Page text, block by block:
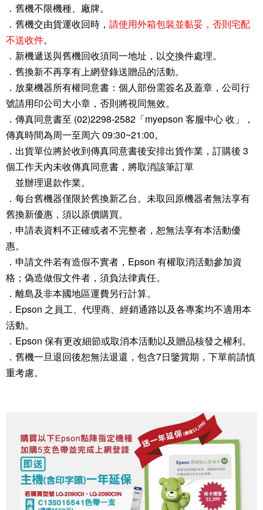
．舊機不限機種、廠牌。
．舊機交由貨運收回時， 請使用外箱包裝並黏妥，否則宅配
不送收件。
．新機遞送與舊機回收須同一地址，以交換件處理。
．舊換新不再享有上網登錄送贈品的活動。
．放棄機器所有權同意書：個人部份需簽名及蓋章，公司行
號請用印公司大小章，否則將視同無效。
．傳真同意書至 (02)2298-2582「myepson 客服中心 收」，
傳真時間為周一至周六 09:30~21:00。
．出貨單位將於收到傳真同意書後安排出貨作業，訂購後 3
個工作天內未收傳真同意書，將取消該筆訂單
並辦理退款作業。
．每台舊機器僅限於舊換新乙台。未取回原機器者無法享有
舊換新優惠，須以原價購買。
．申請表資料不正確或者不完整者，恕無法享有本活動優
惠。
．申請文件若有造假不實者，Epson 有權取消活動參加資
格；偽造做假文件者，須負法律責任。
．離島及非本國地區運費另行計算。
．Epson 之員工、代理商、經銷通路以及各專案均不適用本
活動。
．Epson 保有更改細節或取消本活動以及贈品核發之權利。
．舊機一旦退回後恕無法退還，包含7日鑒賞期，下單前請慎
重考慮。